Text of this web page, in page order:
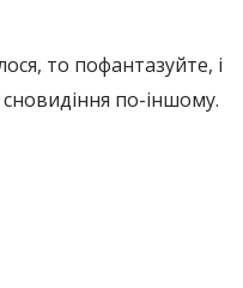
то пофантазуйте, і
по-іншому.